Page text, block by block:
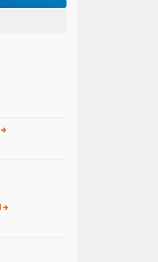
SAJUMPA Permudah Warga Pariaman Bayar Pajak Kendaraan, Sasar ASN dan Masyarakat